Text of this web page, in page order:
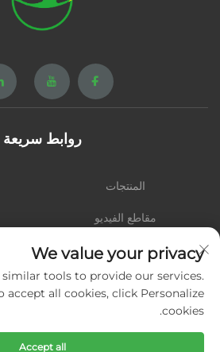
روابط سريعة
المنتجات
مقاطع الفيديو
اتصل بنا
We value your privacy
similar tools to provide our services.
accept all cookies, click Personalize
cookies.
Accept all